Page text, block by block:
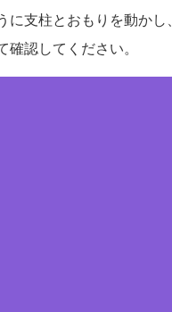
に支柱とおもりを動かし
確認してください。